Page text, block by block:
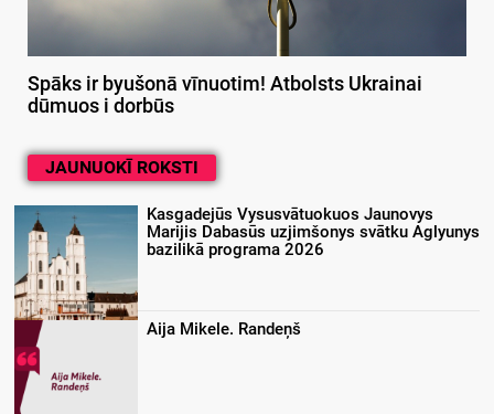
Spāks ir byušonā vīnuotim! Atbolsts Ukrainai
dūmuos i dorbūs
JAUNUOKĪ ROKSTI
Kasgadejūs Vysusvātuokuos Jaunovys
Marijis Dabasūs uzjimšonys svātku Aglyunys
bazilikā programa 2026
Aija Mikele. Randeņš